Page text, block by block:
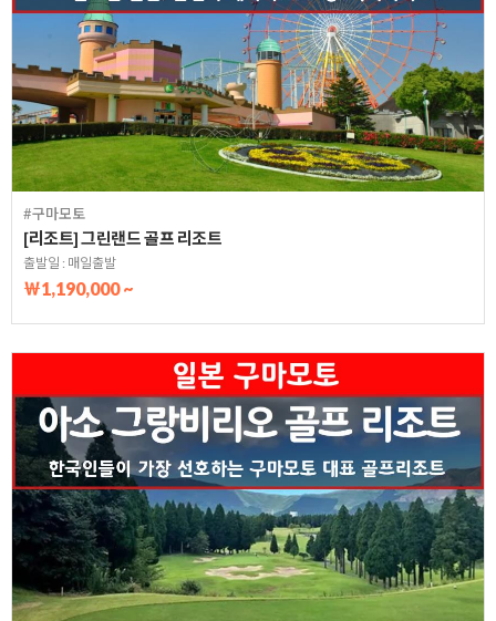
#구마모토
[리조트] 그린랜드 골프 리조트
출발일 : 매일출발
￦1,190,000 ~